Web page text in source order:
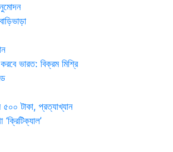
ভারত: বিক্রম মিশ্রি
টাকা, প্রত্যাখ্যান